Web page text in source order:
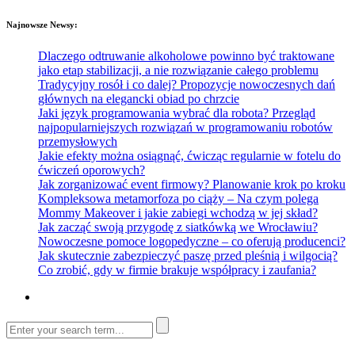
Najnowsze Newsy:
Dlaczego odtruwanie alkoholowe powinno być traktowane
jako etap stabilizacji, a nie rozwiązanie całego problemu
Tradycyjny rosół i co dalej? Propozycje nowoczesnych dań
głównych na elegancki obiad po chrzcie
Jaki język programowania wybrać dla robota? Przegląd
najpopularniejszych rozwiązań w programowaniu robotów
przemysłowych
Jakie efekty można osiągnąć, ćwicząc regularnie w fotelu do
ćwiczeń oporowych?
Jak zorganizować event firmowy? Planowanie krok po kroku
Kompleksowa metamorfoza po ciąży – Na czym polega
Mommy Makeover i jakie zabiegi wchodzą w jej skład?
Jak zacząć swoją przygodę z siatkówką we Wrocławiu?
Nowoczesne pomoce logopedyczne – co oferują producenci?
Jak skutecznie zabezpieczyć paszę przed pleśnią i wilgocią?
Co zrobić, gdy w firmie brakuje współpracy i zaufania?